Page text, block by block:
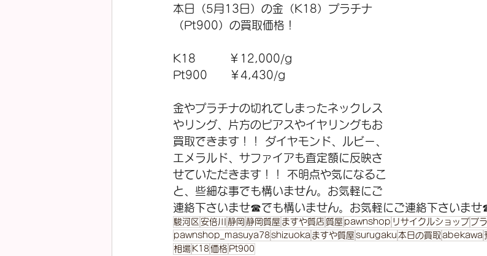
本日（5月13日）の金（K18）プラチナ
（Pt900）の買取価格！
K18　　　￥12,000/g
Pt900      ￥4,430/g
金やプラチナの切れてしまったネックレス
やリング、片方のピアスやイヤリングもお
買取できます！！ ダイヤモンド、ルビー、
エメラルド、サファイアも査定額に反映さ
せていただきます！！ 不明点や気になるこ
と、些細な事でも構いません。お気軽にご
連絡下さいませ☎でも構いません。お気軽にご連絡下さいま
駿河区 安倍川 静岡 静岡質屋 ますや質店 質屋 pawnshop リサイクルショップ プ
pawnshop_masuya78shizuoka ますや質屋 surugaku 本日の買取 abekawa
相場 K18価格 Pt900